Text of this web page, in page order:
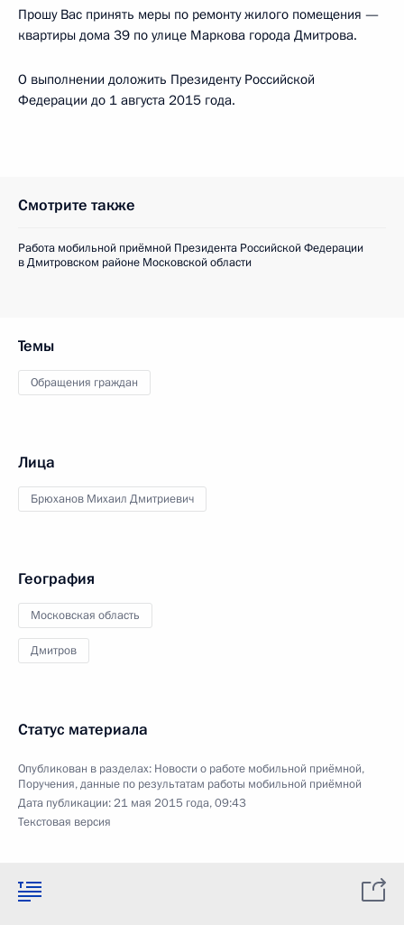
Прошу Вас принять меры по ремонту жилого помещения —
квартиры дома 39 по улице Маркова города Дмитрова.
О выполнении доложить Президенту Российской
Федерации до 1 августа 2015 года.
Смотрите также
Работа мобильной приёмной Президента Российской Федерации
в Дмитровском районе Московской области
Темы
Обращения граждан
Лица
Брюханов Михаил Дмитриевич
География
Московская область
Дмитров
Статус материала
Опубликован в разделах: Новости о работе мобильной приёмной,
Поручения, данные по результатам работы мобильной приёмной
Дата публикации:21 мая 2015 года, 09:43
Текстовая версия